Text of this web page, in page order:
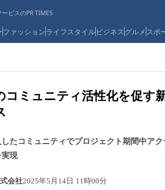
ビスのPR TIMES
ファッションライフスタイルビジネス グルメ スポ
コミュニティ活性化を促す
たコミュニティでプロジェクト期間中ア
現
会社2025年5月14日 11時00分